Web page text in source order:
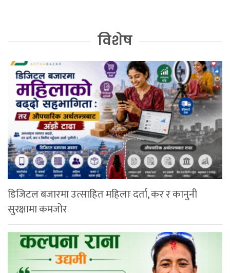
विशेष
डिजिटल बजारमा उत्साहित महिलाः दर्ता, कर र कानुनी
सुरक्षामा कमजोर